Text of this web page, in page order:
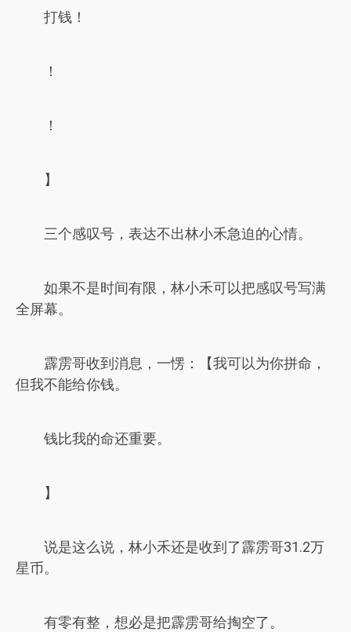
打钱！
！
！
】
三个感叹号，表达不出林小禾急迫的心情。
如果不是时间有限，林小禾可以把感叹号写满
全屏幕。
霹雳哥收到消息，一愣：【我可以为你拼命，
但我不能给你钱。
钱比我的命还重要。
】
说是这么说，林小禾还是收到了霹雳哥31.2万
星币。
有零有整，想必是把霹雳哥给掏空了。